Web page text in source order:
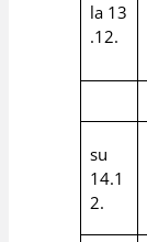
la 13
.12.
su
14.1
2.